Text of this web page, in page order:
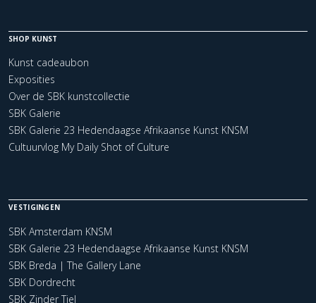
SHOP KUNST
Kunst cadeaubon
Exposities
Over de SBK kunstcollectie
SBK Galerie
SBK Galerie 23 Hedendaagse Afrikaanse Kunst KNSM
Cultuurvlog My Daily Shot of Culture
VESTIGINGEN
SBK Amsterdam KNSM
SBK Galerie 23 Hedendaagse Afrikaanse Kunst KNSM
SBK Breda | The Gallery Lane
SBK Dordrecht
SBK Zinder Tiel